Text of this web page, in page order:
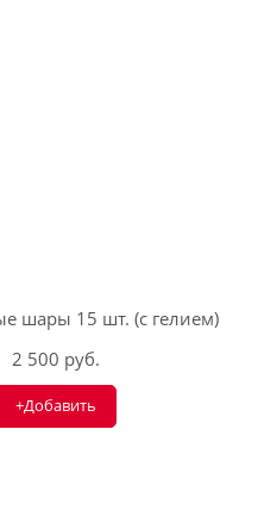
шары 15 шт. (с гелием)
2 500 руб.
+Добавить